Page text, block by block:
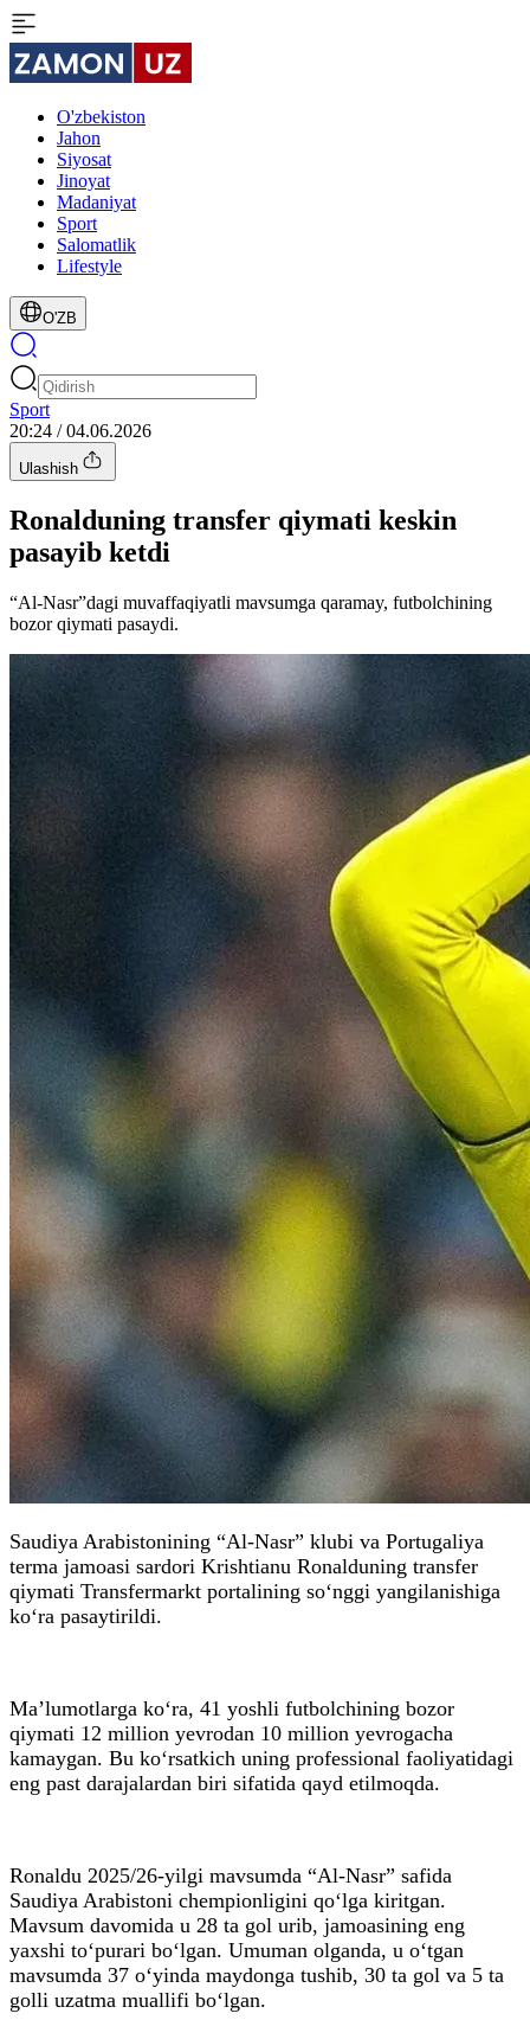
O'zbekiston
Jahon
Siyosat
Jinoyat
Madaniyat
Sport
Salomatlik
Lifestyle
O'ZB
Sport
20:24 / 04.06.2026
Ulashish
Ronalduning transfer qiymati keskin
pasayib ketdi
“Al-Nasr”dagi muvaffaqiyatli mavsumga qaramay, futbolchining
bozor qiymati pasaydi.
Saudiya Arabistonining “Al-Nasr” klubi va Portugaliya
terma jamoasi sardori Krishtianu Ronalduning transfer
qiymati Transfermarkt portalining so‘nggi yangilanishiga
ko‘ra pasaytirildi.
Ma’lumotlarga ko‘ra, 41 yoshli futbolchining bozor
qiymati 12 million yevrodan 10 million yevrogacha
kamaygan. Bu ko‘rsatkich uning professional faoliyatidagi
eng past darajalardan biri sifatida qayd etilmoqda.
Ronaldu 2025/26-yilgi mavsumda “Al-Nasr” safida
Saudiya Arabistoni chempionligini qo‘lga kiritgan.
Mavsum davomida u 28 ta gol urib, jamoasining eng
yaxshi to‘purari bo‘lgan. Umuman olganda, u o‘tgan
mavsumda 37 o‘yinda maydonga tushib, 30 ta gol va 5 ta
golli uzatma muallifi bo‘lgan.